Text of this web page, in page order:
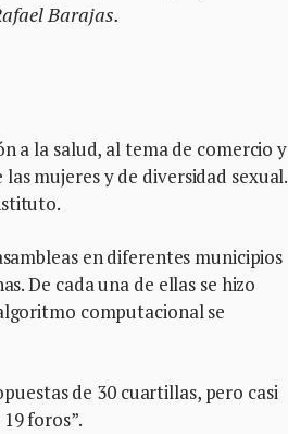
Barajas.
a la salud, al tema de comercio y
mujeres y de diversidad sexual.
en diferentes municipios
De cada una de ellas se hizo
computacional se
de 30 cuartillas, pero casi
foros”.